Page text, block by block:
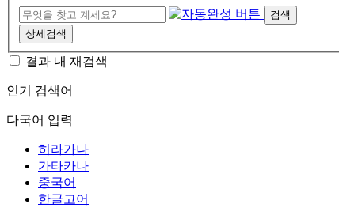
검색
상세검색
결과 내 재검색
인기 검색어
다국어 입력
히라가나
가타카나
중국어
한글고어